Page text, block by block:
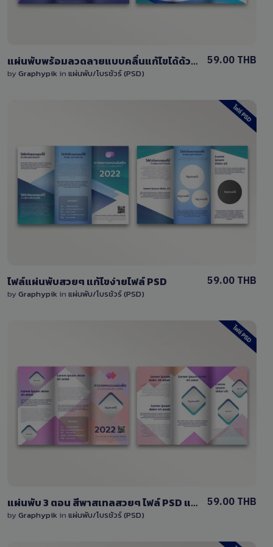
แผ่นพับพร้อมลวดลายแบบคลื่นแก้ไขได้ด้วย Photoshop (PSD)
by Graphypik in แผ่นพับ/โบรชัวร์ (PSD)
59.00 THB
View Details
1 Sale
ไฟล์แผ่นพับสวยๆ แก้ไขง่ายไฟล์ PSD
by Graphypik in แผ่นพับ/โบรชัวร์ (PSD)
59.00 THB
View Details
5 Sales
แผ่นพับ 3 ตอน สีพาสเทลสวยๆ ไฟล์ PSD แก้ไขได้เองง่ายๆ
by Graphypik in แผ่นพับ/โบรชัวร์ (PSD)
59.00 THB